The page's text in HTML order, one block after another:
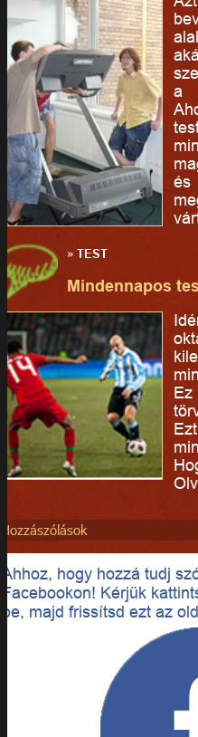
a
»TEST
Mindennapos
Hozzászólások
Ahhoz, hogy hozzá tudj
Facebookon! Kérjük
be, majd frissítsd ezt az